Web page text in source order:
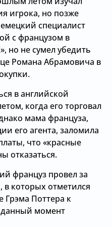
игрока, но позже
специалист
с французом в
но не сумел убедить
Романа Абрамовича в
в английской
когда его торговал
мама француза,
его агента, заломила
что «красные
отказаться.
француз провел за
в которых отметился
Поттера к
момент